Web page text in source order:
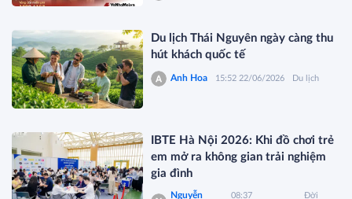
Du lịch Thái Nguyên ngày càng thu
hút khách quốc tế
Anh Hoa 15:52 22/06/2026 Du lịch
IBTE Hà Nội 2026: Khi đồ chơi trẻ
em mở ra không gian trải nghiệm
gia đình
Nguyễn
08:37
Đời